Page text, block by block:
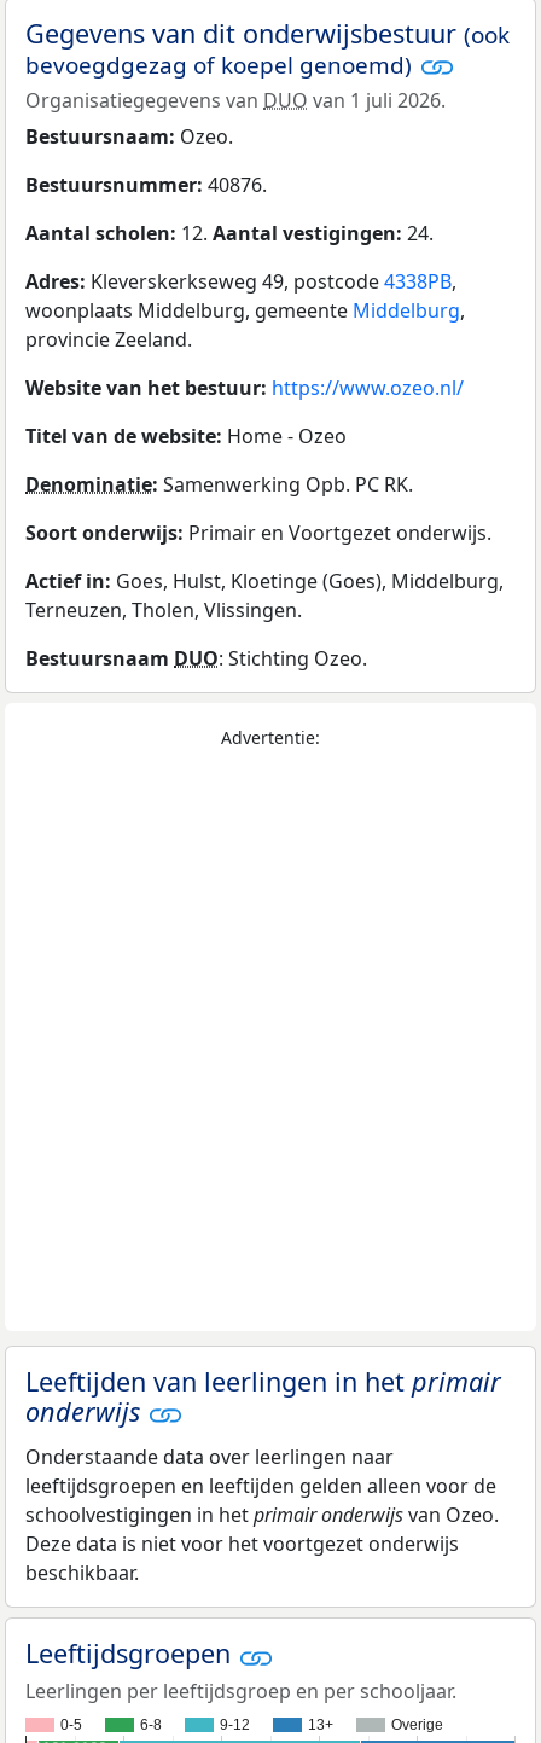
Gegevens van dit onderwijsbestuur (ook
bevoegdgezag of koepel genoemd)
Organisatiegegevens van DUO van 1 juli 2026.
Bestuursnaam: Ozeo.
Bestuursnummer: 40876.
Aantal scholen: 12. Aantal vestigingen: 24.
Adres: Kleverskerkseweg 49, postcode4338PB,
woonplaats Middelburg, gemeente Middelburg,
provincie Zeeland.
Website van het bestuur: https://www.ozeo.nl/
Titel van de website: Home - Ozeo
Denominatie: Samenwerking Opb. PC RK.
Soort onderwijs: Primair en Voortgezet onderwijs.
Actief in: Goes, Hulst, Kloetinge (Goes), Middelburg,
Terneuzen, Tholen, Vlissingen.
Bestuursnaam DUO: Stichting Ozeo.
Advertentie:
Leeftijden van leerlingen in het primair
onderwijs
Onderstaande data over leerlingen naar
leeftijdsgroepen en leeftijden gelden alleen voor de
schoolvestigingen in hetprimair onderwijsvan Ozeo.
Deze data is niet voor het voortgezet onderwijs
beschikbaar.
Leeftijdsgroepen
Leerlingen per leeftijdsgroep en per schooljaar.
0-5 6-8 9-12 13+ Overige